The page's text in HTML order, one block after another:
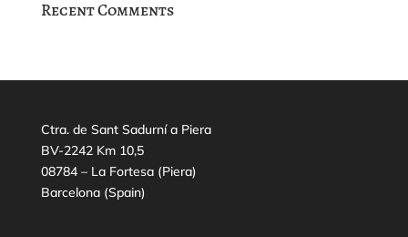
Recent Comments
Ctra. de Sant Sadurní a Piera
BV-2242 Km 10,5
08784 – La Fortesa (Piera)
Barcelona (Spain)